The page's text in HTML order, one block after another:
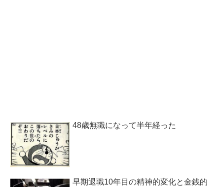
48歳無職になって半年経った
早期退職10年目の精神的変化と金銭的